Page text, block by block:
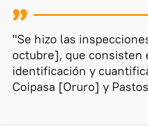
"Se hizo las
octubre], que consisten
identificación y
Coipasa [Oruro] y